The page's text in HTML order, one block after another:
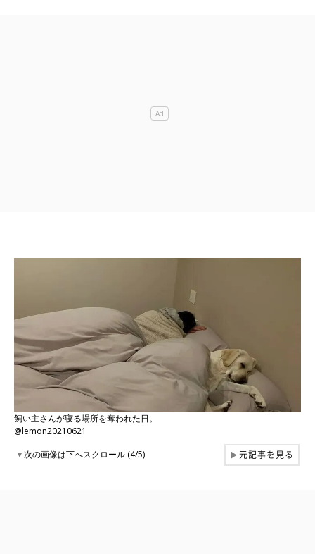
飼い主さんが寝る場所を奪われた日。
@lemon20210621
▼次の画像は下へスクロール (4/5) ▶元記事を見る